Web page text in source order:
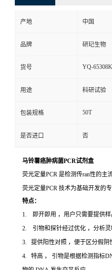
产地 中国
品牌 研玘生物
货号 YQ-65308K
用途 科研试验
包装规格 50T
是否进口 否
马铃薯癌肿病菌PCR试剂盒
荧光定量PCR 是检测传ran性的
荧光定量PCR 技术为基础开发的
特点：
1. 即开即用 ，用户只需要提供样
2. 引物和探针经过优化 ，分析灵
3. 提供阳性对照 ，便于区分假阴
4. 特高 ， 引物是根据检测指标